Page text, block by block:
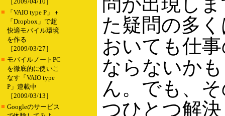
■
「VAIO type P」＋
「Dropbox」で超
快適モバイル環境
を作る
［2009/03/27］
■ モバイルノートPC
を徹底的に使いこ
なす「VAIO type
P」連載中
［2009/03/13］
■ Googleのサービス
た疑問の多
おいても仕
ならないか
ん。でも、
つひとつ解